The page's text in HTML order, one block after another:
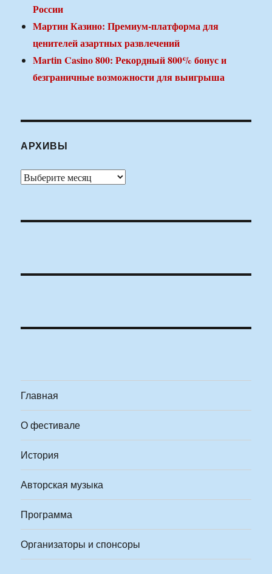
России
Мартин Казино: Премиум-платформа для
ценителей азартных развлечений
Martin Casino 800: Рекордный 800% бонус и
безграничные возможности для выигрыша
АРХИВЫ
Архивы
Главная
О фестивале
История
Авторская музыка
Программа
Организаторы и спонсоры